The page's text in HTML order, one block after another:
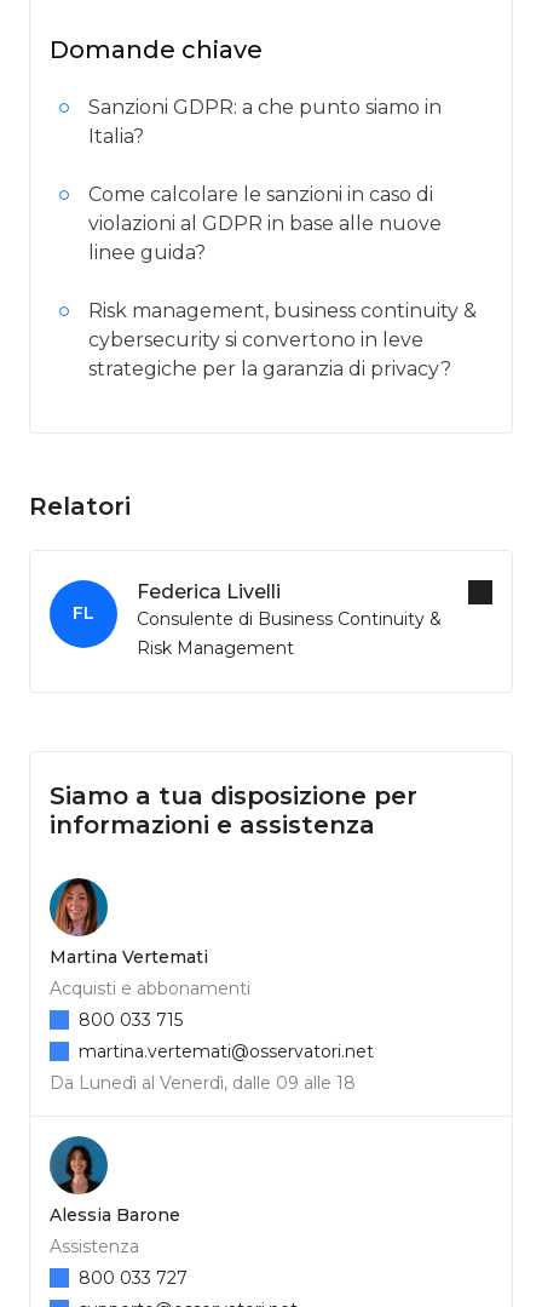
Domande chiave
Sanzioni GDPR: a che punto siamo in
Italia?
Come calcolare le sanzioni in caso di
violazioni al GDPR in base alle nuove
linee guida?
Risk management, business continuity &
cybersecurity si convertono in leve
strategiche per la garanzia di privacy?
Relatori
FL
Federica Livelli
Consulente di Business Continuity &
Risk Management
Siamo a tua disposizione per
informazioni e assistenza
Martina Vertemati
Acquisti e abbonamenti
Da Lunedì al Venerdì, dalle 09 alle 18
800 033 715
martina.vertemati@osservatori.net
Alessia Barone
Assistenza
800 033 727